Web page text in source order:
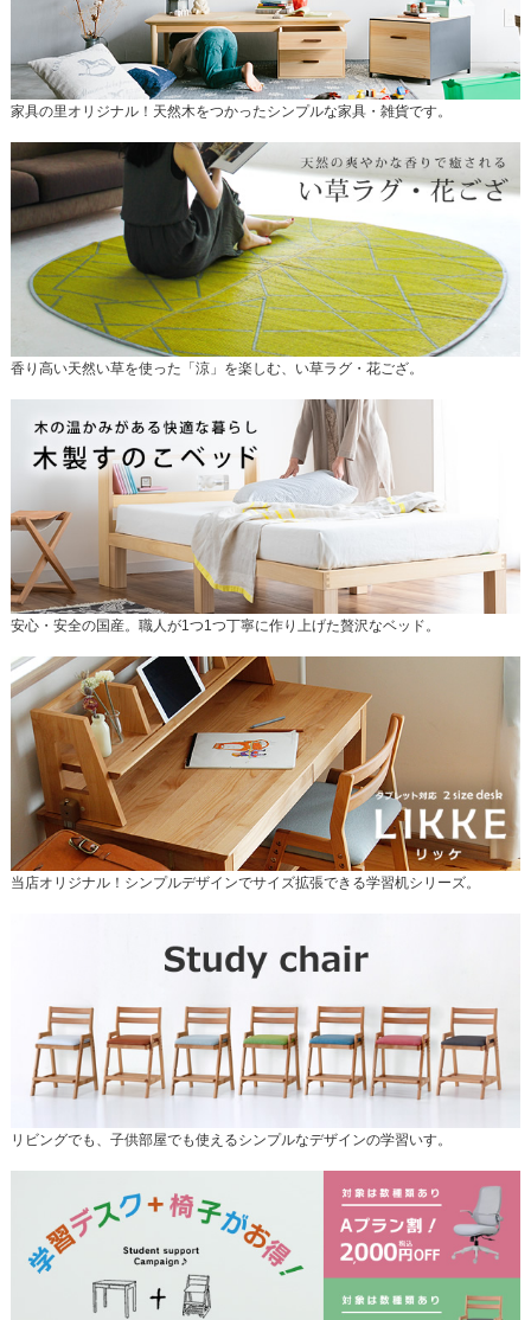
家具の里オリジナル！天然木をつかったシンプルな家具・雑貨です。
香り高い天然い草を使った「涼」を楽しむ、い草ラグ・花ござ。
安心・安全の国産。職人が1つ1つ丁寧に作り上げた贅沢なベッド。
当店オリジナル！シンプルデザインでサイズ拡張できる学習机シリーズ。
リビングでも、子供部屋でも使えるシンプルなデザインの学習いす。